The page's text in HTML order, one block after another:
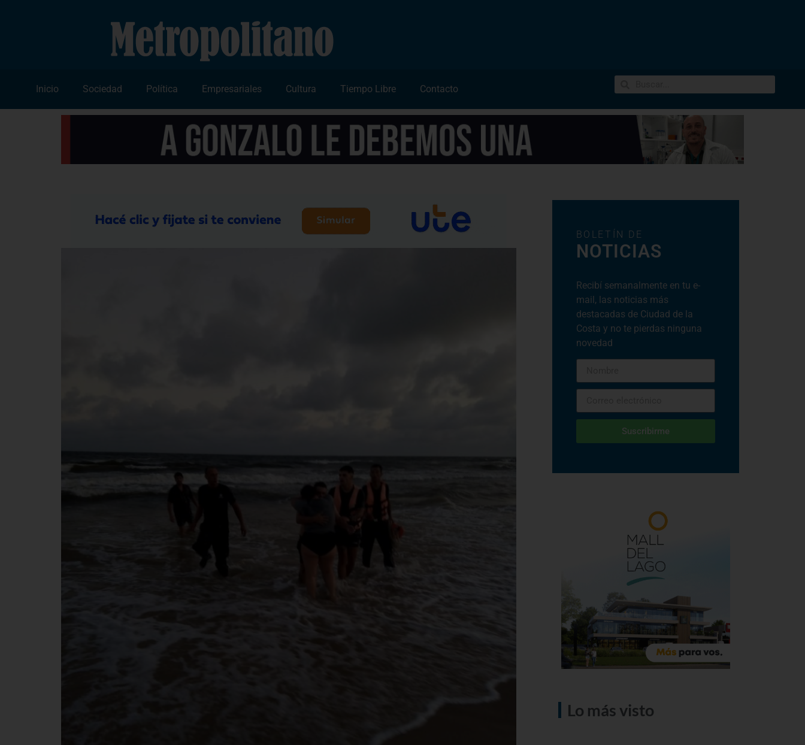
Inicio Sociedad Política Empresariales Cultura Tiempo Libre Contacto
BOLETÍN DE
NOTICIAS
Recibí semanalmente en tu e-
mail, las noticias más
destacadas de Ciudad de la
Costa y no te pierdas ninguna
novedad
Suscribirme
Lo más visto